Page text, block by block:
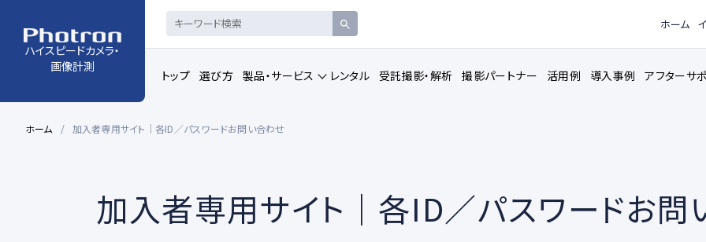
ハイスピードカメラ・
画像計測
トップ 選び方 製品・サービス レンタル 受託撮影・解析 撮影パートナー 活用例 導入事例 アフターサ
ホーム
ハイスピードカメラ・
高速度カメラ 赤外線ハイスピードカメラ レンタルサービス 3Dモデル解
ホーム 加入者専用サイト｜各ID／パスワードお問い合わせ
加入者専用サイト｜各ID／パスワードお問